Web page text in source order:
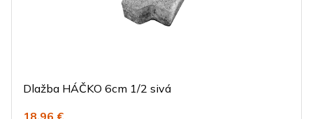
Dlažba HÁČKO 6cm 1/2 sivá
18.96 €